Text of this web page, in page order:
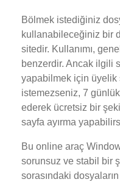
Bölmek istediğiniz
kullanabileceğiniz bir
sitedir. Kullanımı,
benzerdir. Ancak ilgili
yapabilmek için üyelik
istemezseniz, 7
ederek ücretsiz bir
sayfa ayırma
Bu online araç
sorunsuz ve stabil bir
sorasındaki